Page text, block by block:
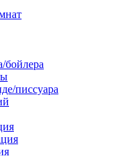
бойлера
писсуара